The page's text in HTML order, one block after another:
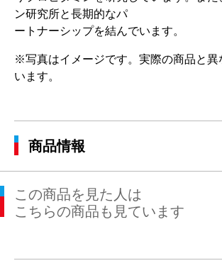
ン研究所と長期的なパ
ートナーシップを結んでいます。
※写真はイメージです。実際の商品と異
います。
商品情報
この商品を見た人は
こちらの商品も見ています